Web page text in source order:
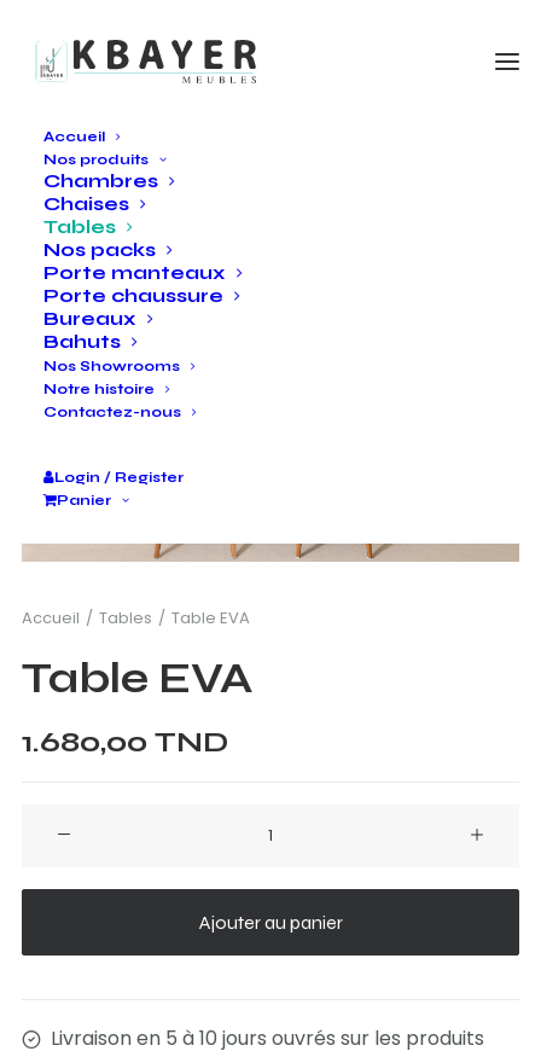
Accueil
Nos produits
Chambres
Chaises
Tables
Nos packs
Porte manteaux
Porte chaussure
Bureaux
Bahuts
Nos Showrooms
Notre histoire
Contactez-nous
Login / Register
Panier
Accueil Tables Table EVA
Table EVA
1.680,00 TND
Table
Ajouter au panier
Livraison en 5 à 10 jours ouvrés sur les produits